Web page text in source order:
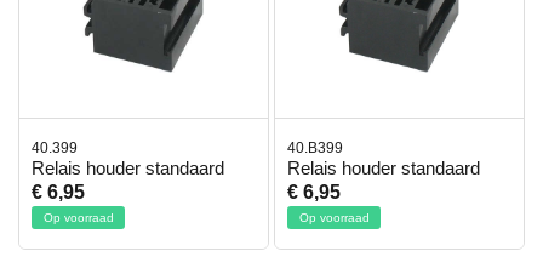
40.399
Relais houder standaard
€ 6,95
Op voorraad
40.B399
Relais houder standaard
€ 6,95
Op voorraad